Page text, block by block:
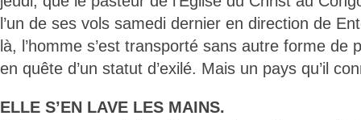
l’un de ses vols samedi dernier en direction de
là, l’homme s’est transporté sans autre forme de
en quête d’un statut d’exilé. Mais un pays qu’il
ELLE S’EN LAVE LES MAINS.